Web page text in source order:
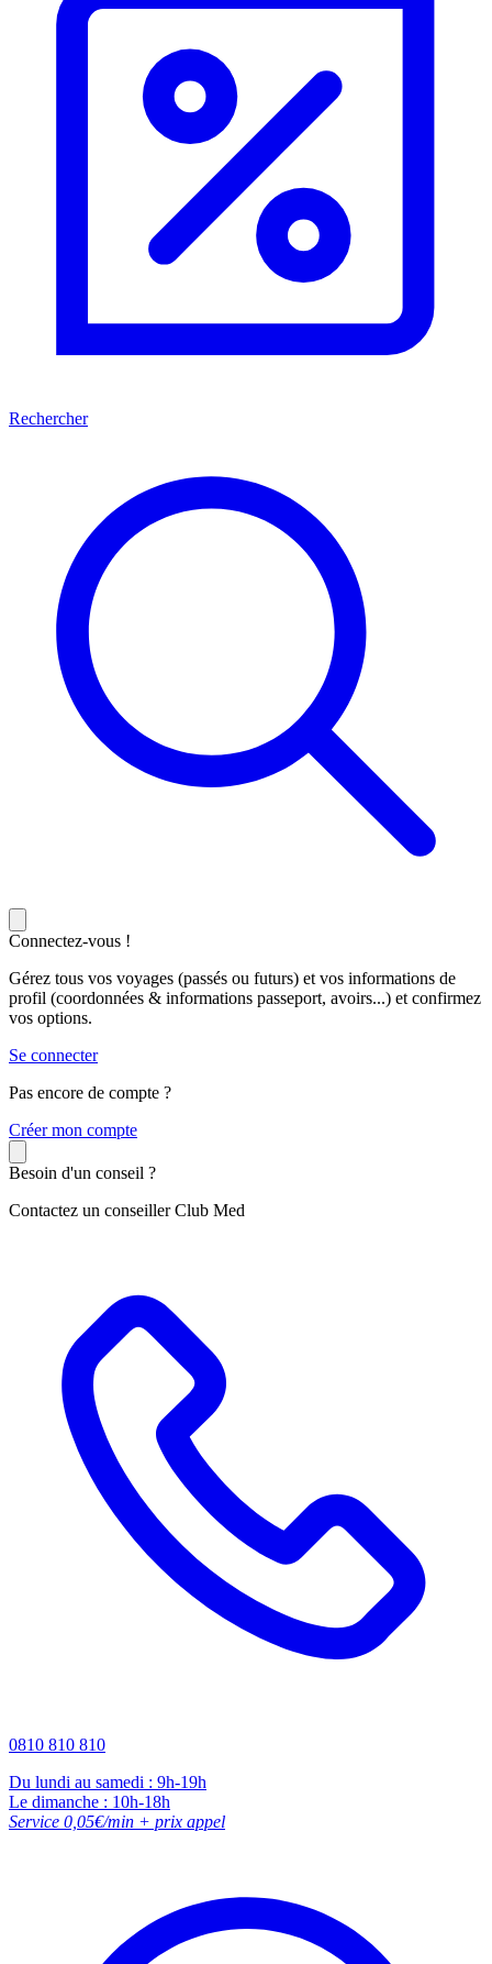
Rechercher
Connectez-vous !
Gérez tous vos voyages (passés ou futurs) et vos informations de
profil (coordonnées & informations passeport, avoirs...) et confirmez
vos options.
Se connecter
Pas encore de compte ?
Créer mon compte
Besoin d'un conseil ?
Contactez un conseiller Club Med
0810 810 810
Du lundi au samedi : 9h-19h
Le dimanche : 10h-18h
Service 0,05€/min + prix appel